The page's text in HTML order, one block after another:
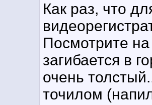
Как раз, что
Посмотрите
загибается в
очень
точилом